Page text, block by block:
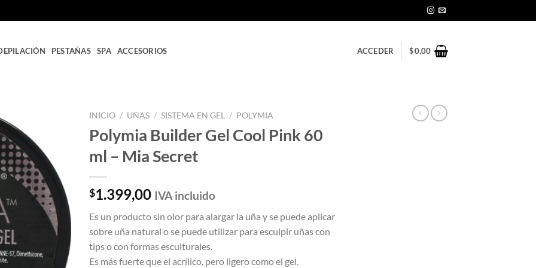
PESTAÑAS SPA ACCESORIOS ACCEDER $0,00
Añadir
a la
lista
deseos
INICIO / UÑAS / SISTEMA EN GEL / POLYMIA
Polymia Builder Gel Cool Pink 60
ml – Mia Secret
$1.399,00 IVA incluido
Es un producto sin olor para alargar la uña y se puede aplicar
sobre uña natural o se puede utilizar para esculpir uñas con
tips o con formas esculturales.
Es más fuerte que el acrílico, pero ligero como el gel.